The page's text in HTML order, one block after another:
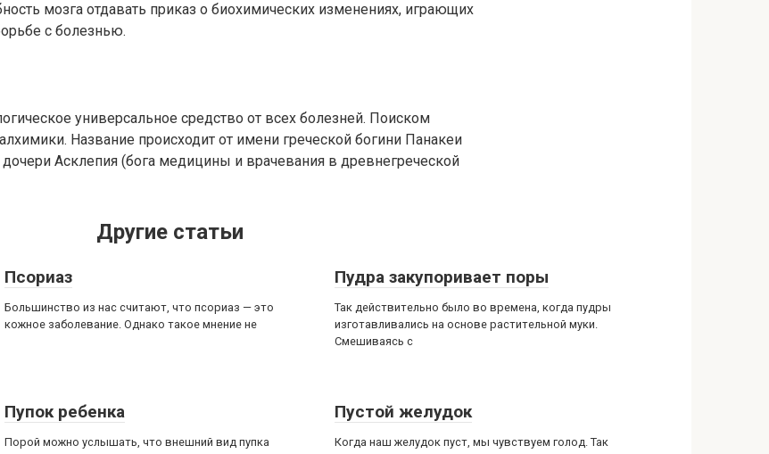
мозга отдавать приказ о биохимических изменениях, играющих
с болезнью.
универсальное средство от всех болезней. Поиском
Название происходит от имени греческой богини Панакеи
Асклепия (бога медицины и врачевания в древнегреческой
Другие статьи
Псориаз
Большинство из нас считают, что псориаз — это
кожное заболевание. Однако такое мнение не
Пудра закупоривает поры
Так действительно было во времена, когда пудры
изготавливались на основе растительной муки.
Смешиваясь с
Пупок ребенка
Порой можно услышать, что внешний вид пупка
Пустой желудок
Когда наш желудок пуст, мы чувствуем голод. Так